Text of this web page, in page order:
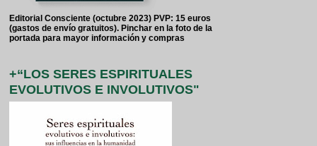
Editorial Consciente (octubre 2023) PVP: 15 euros
(gastos de envío gratuitos). Pinchar en la foto de la
portada para mayor información y compras
+“LOS SERES ESPIRITUALES
EVOLUTIVOS E INVOLUTIVOS"